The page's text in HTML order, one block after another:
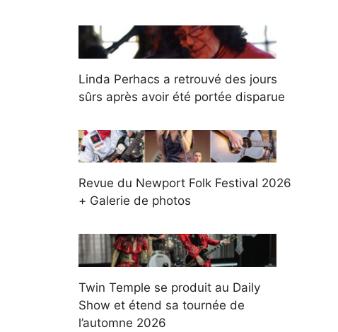
Linda Perhacs a retrouvé des jours
sûrs après avoir été portée disparue
Revue du Newport Folk Festival 2026
+ Galerie de photos
Twin Temple se produit au Daily
Show et étend sa tournée de
l’automne 2026